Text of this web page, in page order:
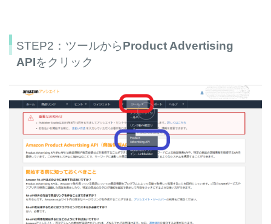
STEP2：ツールからProduct Advertising
APIをクリック